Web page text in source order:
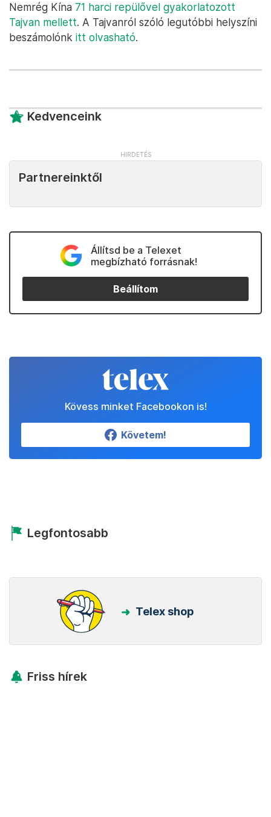
Nemrég Kína 71 harci repülővel gyakorlatozott
Tajvan mellett. A Tajvanról szóló legutóbbi helyszíni
beszámolónk itt olvasható.
Kedvenceink
Partnereinktől
Állítsd be a Telexet
megbízható forrásnak!
Beállítom
Kövess minket Facebookon is!
Követem!
Legfontosabb
Telex shop
Friss hírek